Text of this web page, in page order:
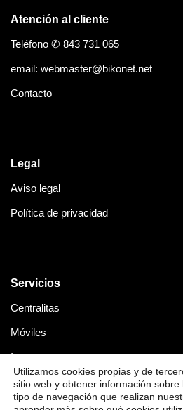
Atención al cliente
Teléfono ✆ 843 731 065
email: webmaster@bikonet.net
Contacto
Legal
Aviso legal
Política de privacidad
Servicios
Centralitas
Móviles
Internet
Servicios avanzados de red
Internet para eventos
Utilizamos cookies propias y de
sitio web y obtener información
tipo de navegación que realizan